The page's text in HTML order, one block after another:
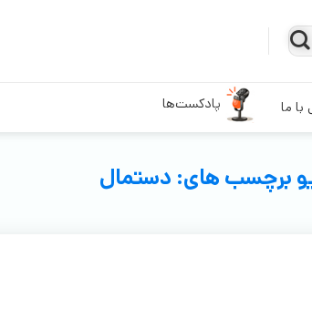
ما پادکست‌ها
برچسب های: دستمال